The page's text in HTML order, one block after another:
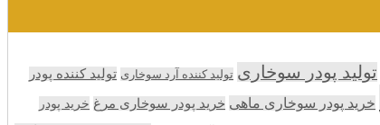
تولید پودر سوخاری تولید کننده آرد سوخاری تولید کننده پودر
خرید پودر سوخاری ماهی خرید پودر سوخاری مرغ خرید پودر